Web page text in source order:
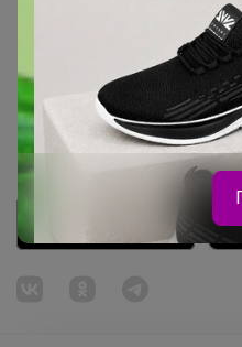
Picabox.ru - Лучшее место
Розыгрыш - Генератор
Пульс нашего
Укорачиватель ссылок